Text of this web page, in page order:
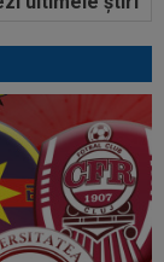
după
un jucător
Varga,
ce face